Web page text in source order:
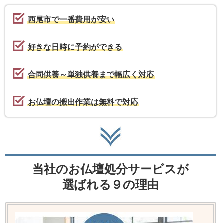
西尾市で一番費用が安い
好きな日時に予約ができる
合同供養～単独供養まで幅広く対応
お仏壇の搬出作業は無料で対応
当社のお仏壇処分サービスが
選ばれる９の理由